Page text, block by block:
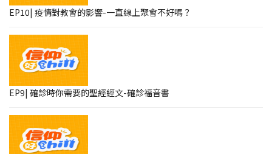
EP10| 疫情對教會的影響-一直線上聚會不好嗎？
EP9| 確診時你需要的聖經經文-確診福音書